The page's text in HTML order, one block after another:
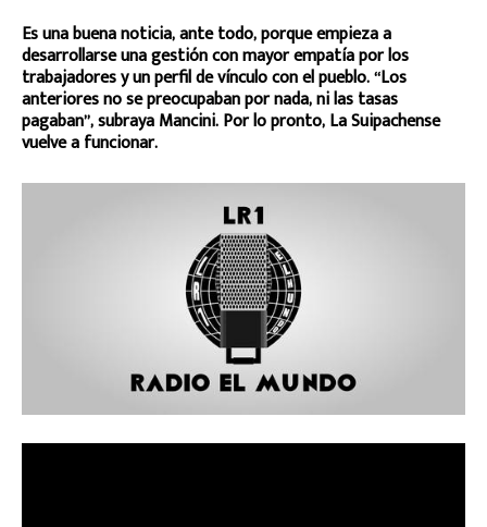
Es una buena noticia, ante todo, porque empieza a
desarrollarse una gestión con mayor empatía por los
trabajadores y un perfil de vínculo con el pueblo. “Los
anteriores no se preocupaban por nada, ni las tasas
pagaban”, subraya Mancini. Por lo pronto, La Suipachense
vuelve a funcionar.